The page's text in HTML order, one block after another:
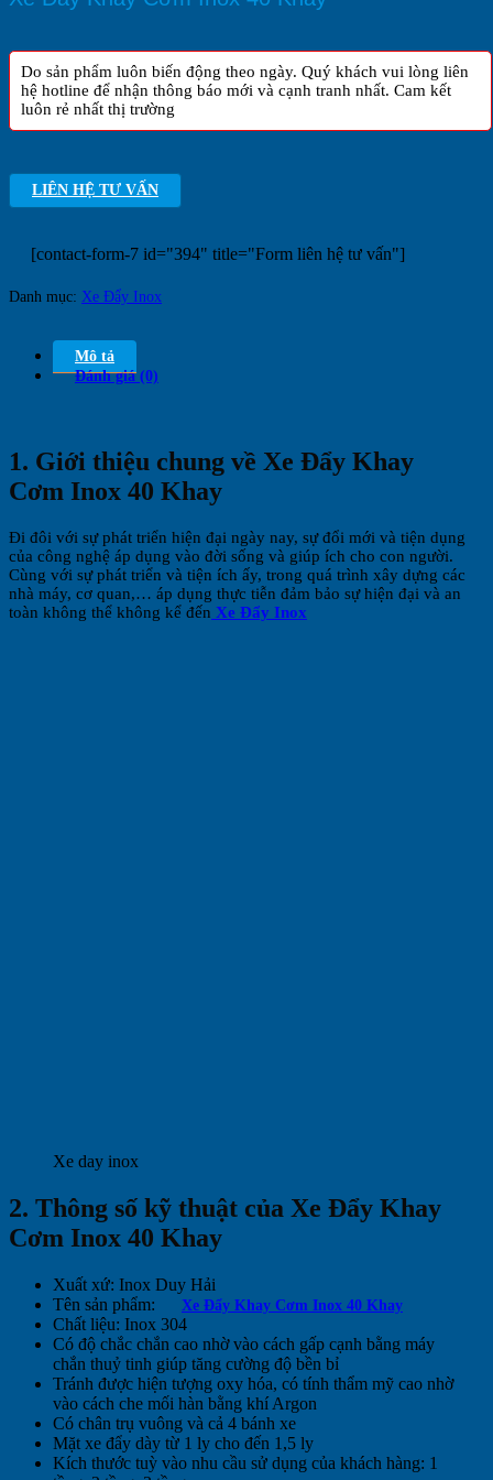
Do sản phẩm luôn biến động theo ngày. Quý khách vui lòng liên
hệ hotline để nhận thông báo mới và cạnh tranh nhất. Cam kết
luôn rẻ nhất thị trường
LIÊN HỆ TƯ VẤN
[contact-form-7 id="394" title="Form liên hệ tư vấn"]
Danh mục: Xe Đẩy Inox
Mô tả
Đánh giá (0)
1. Giới thiệu chung về Xe Đẩy Khay
Cơm Inox 40 Khay
Đi đôi với sự phát triển hiện đại ngày nay, sự đổi mới và tiện dụng
của công nghệ áp dụng vào đời sống và giúp ích cho con người.
Cùng với sự phát triển và tiện ích ấy, trong quá trình xây dựng các
nhà máy, cơ quan,… áp dụng thực tiễn đảm bảo sự hiện đại và an
toàn không thể không kể đến Xe Đẩy Inox
Xe day inox
2. Thông số kỹ thuật của Xe Đẩy Khay
Cơm Inox 40 Khay
Xuất xứ: Inox Duy Hải
Tên sản phẩm:
Xe Đẩy Khay Cơm Inox 40 Khay
Chất liệu: Inox 304
Có độ chắc chắn cao nhờ vào cách gấp cạnh bằng máy
chắn thuỷ tinh giúp tăng cường độ bền bỉ
Tránh được hiện tượng oxy hóa, có tính thẩm mỹ cao nhờ
vào cách che mối hàn bằng khí Argon
Có chân trụ vuông và cả 4 bánh xe
Mặt xe đẩy dày từ 1 ly cho đến 1,5 ly
Kích thước tuỳ vào nhu cầu sử dụng của khách hàng: 1